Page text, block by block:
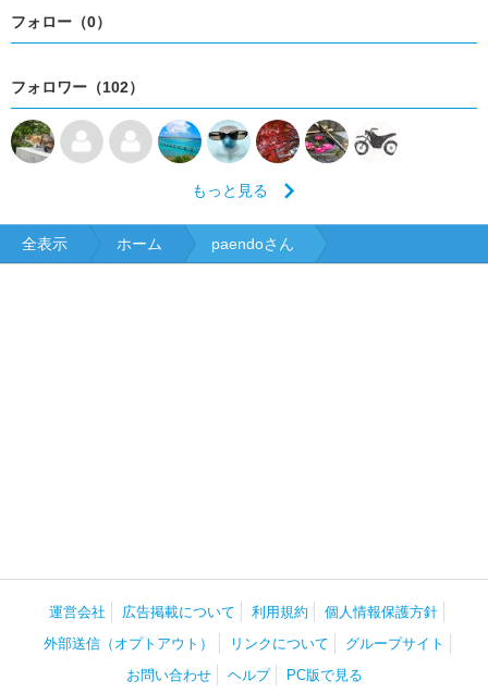
フォロー（0）
フォロワー（102）
もっと見る
全表示 ホーム paendoさん
運営会社 広告掲載について 利用規約
個人情報保護方針
外部送信（オプトアウト）
リンクについて
グループサイト
お問い合わせ
ヘルプ PC版で見る